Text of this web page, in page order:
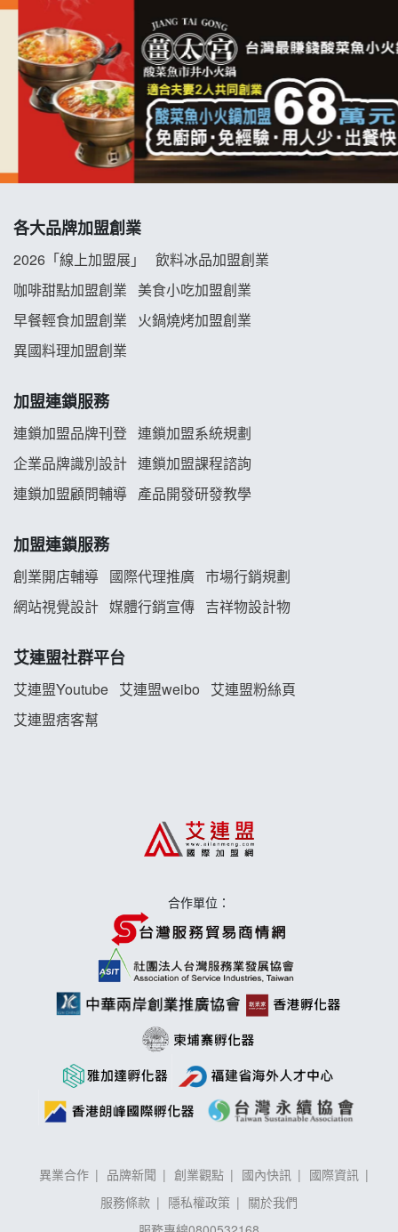
拉亞漢堡加盟說明會
杜芳子古味茶鋪加盟說明會
優握握×酸奶大獅加盟說明會
冬城門加盟說明會
龍涎居好湯加盟說明會
舒油頭加盟說明會
義氣豐發雞加盟說明會
Mr.Wish加盟說明會
雞咕雞咕加盟說明會
TEA TOP加盟說明會
珍好味臭臭鍋加盟說明會
藍象廷泰式火鍋加盟說明會
日十。早午食加盟說明會
莫尼早餐Morni加盟說明會
各大品牌加盟創業
2026「線上加盟展」
飲料冰品加盟創業
咖啡甜點加盟創業
美食小吃加盟創業
早餐輕食加盟創業
火鍋燒烤加盟創業
異國料理加盟創業
加盟連鎖服務
連鎖加盟品牌刊登 連鎖加盟系統規劃
企業品牌識別設計 連鎖加盟課程諮詢
連鎖加盟顧問輔導 產品開發研發教學
加盟連鎖服務
創業開店輔導 國際代理推廣 市場行銷規劃
網站視覺設計 媒體行銷宣傳 吉祥物設計物
艾連盟社群平台
艾連盟Youtube 艾連盟weibo
艾連盟粉絲頁
艾連盟痞客幫
合作單位：
異業合作 品牌新聞 創業觀點 國內快訊
國際資訊
服務條款
隱私權政策
關於我們